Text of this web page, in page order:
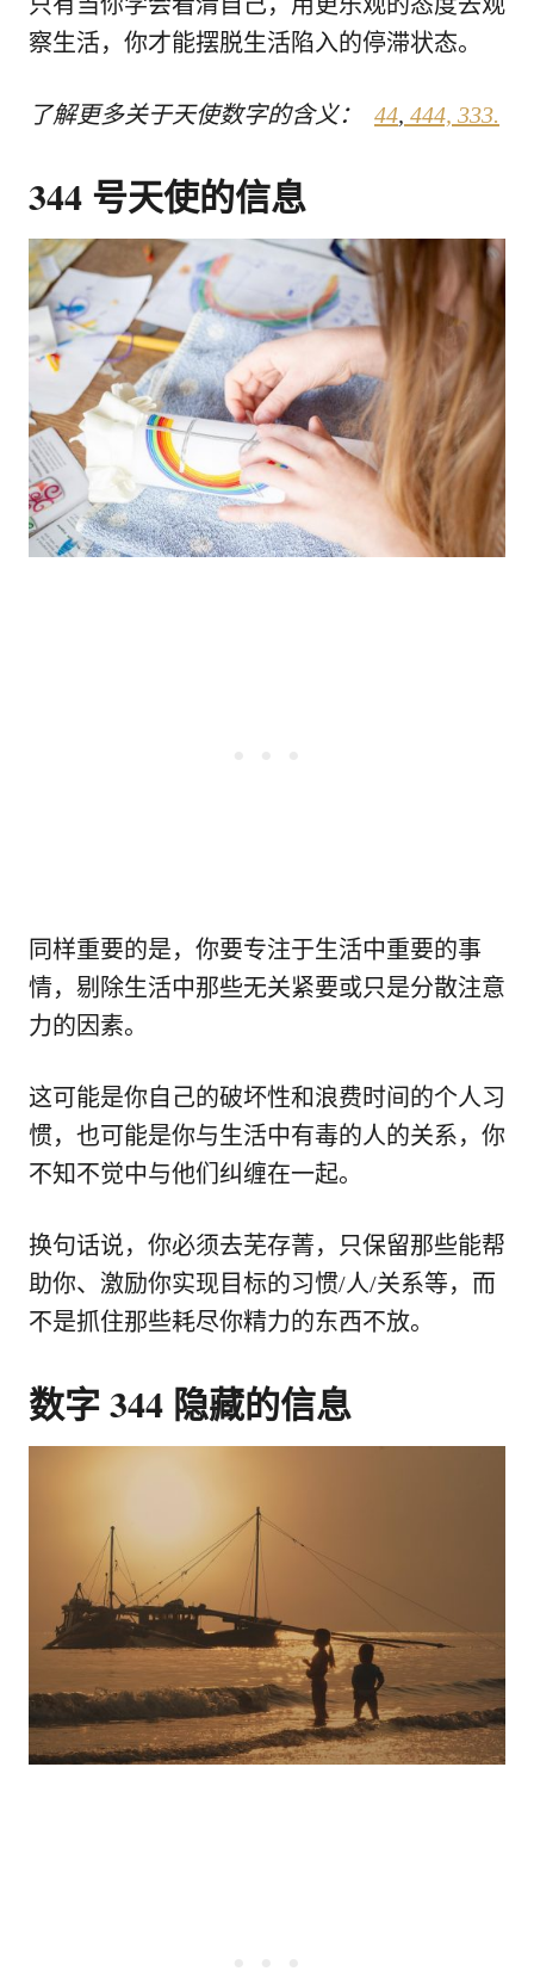
察生活，你才能摆脱生活陷入的停滞状态。
了解更多关于天使数字的含义： 44, 444, 333.
344 号天使的信息
同样重要的是，你要专注于生活中重要的事
情，剔除生活中那些无关紧要或只是分散注意
力的因素。
这可能是你自己的破坏性和浪费时间的个人习
惯，也可能是你与生活中有毒的人的关系，你
不知不觉中与他们纠缠在一起。
换句话说，你必须去芜存菁，只保留那些能帮
助你、激励你实现目标的习惯/人/关系等，而
不是抓住那些耗尽你精力的东西不放。
数字 344 隐藏的信息